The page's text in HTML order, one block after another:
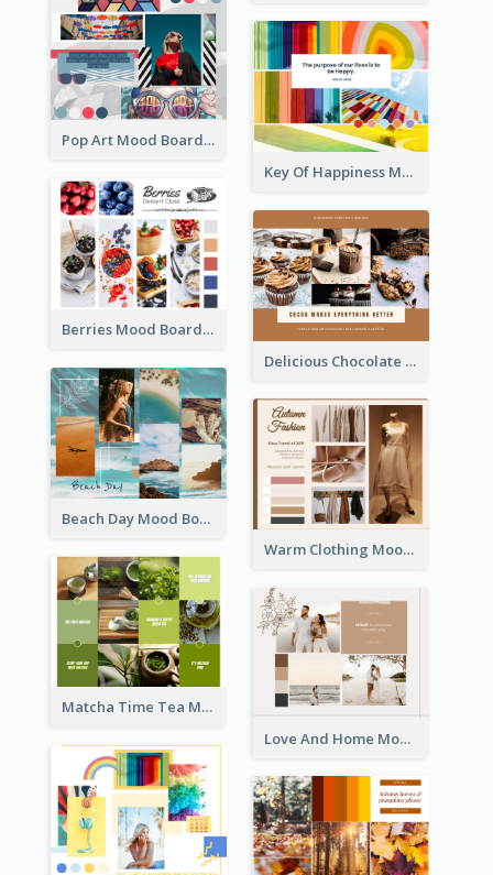
Pop Art Mood Board
Key Of Happiness Mood Board
Berries Mood Board
Delicious Chocolate Mood Board
Beach Day Mood Board
Warm Clothing Mood Board
Matcha Time Tea Mood Board
Love And Home Mood Board